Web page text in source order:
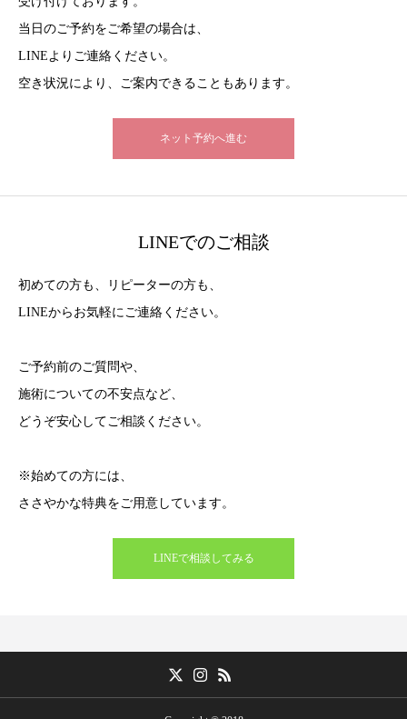
当日のご予約をご希望の場合は、
LINEよりご連絡ください。
空き状況により、ご案内できることもあります。
ネット予約へ進む
LINEでのご相談
初めての方も、リピーターの方も、
LINEからお気軽にご連絡ください。
ご予約前のご質問や、
施術についての不安点など、
どうぞ安心してご相談ください。
※始めての方には、
ささやかな特典をご用意しています。
LINEで相談してみる